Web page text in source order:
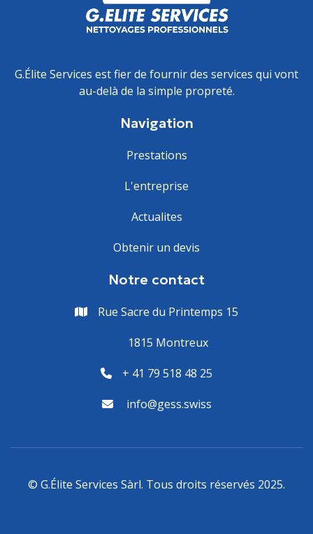
G.Élite Services est fier de fournir des services qui vont
au-delà de la simple propreté.
Navigation
Prestations
L'entreprise
Actualites
Obtenir un devis
Notre contact
 Rue Sacre du Printemps 15
1815 Montreux
 + 41 79 518 48 25
 info@gess.swiss
© G.Élite Services Sàrl. Tous droits réservés 2025.